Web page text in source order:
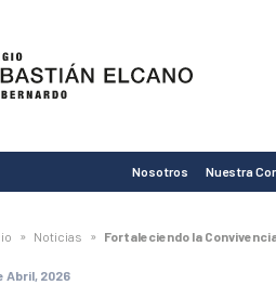
Nosotros Nuestra
» Noticias » Fortaleciendo la
Abril, 2026